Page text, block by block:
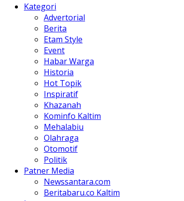
Kategori
Advertorial
Berita
Etam Style
Event
Habar Warga
Historia
Hot Topik
Inspiratif
Khazanah
Kominfo Kaltim
Mehalabiu
Olahraga
Otomotif
Politik
Patner Media
Newssantara.com
Beritabaru.co Kaltim